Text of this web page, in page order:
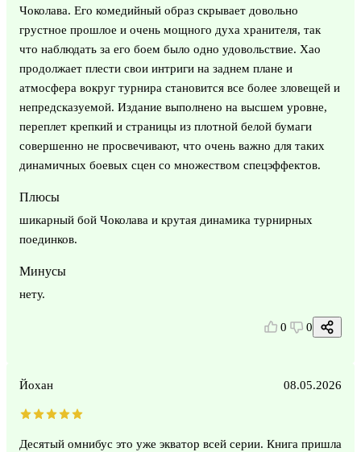
Чоколава. Его комедийный образ скрывает довольно
грустное прошлое и очень мощного духа хранителя, так
что наблюдать за его боем было одно удовольствие. Хао
продолжает плести свои интриги на заднем плане и
атмосфера вокруг турнира становится все более зловещей и
непредсказуемой. Издание выполнено на высшем уровне,
переплет крепкий и страницы из плотной белой бумаги
совершенно не просвечивают, что очень важно для таких
динамичных боевых сцен со множеством спецэффектов.
Плюсы
шикарный бой Чоколава и крутая динамика турнирных
поединков.
Минусы
нету.
0 0
Йохан 08.05.2026
Десятый омнибус это уже экватор всей серии. Книга пришла